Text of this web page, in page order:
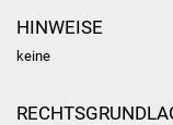
HINWEISE
keine